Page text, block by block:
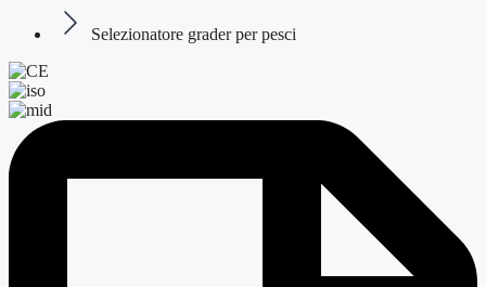
Selezionatore grader per pesci